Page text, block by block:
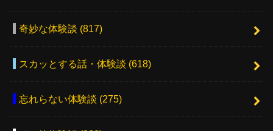
奇妙な体験談 (817)
スカッとする話・体験談 (618)
忘れらない体験談 (275)